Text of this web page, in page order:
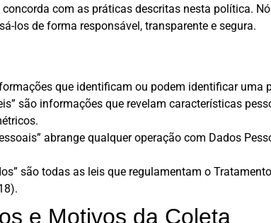
com as práticas descritas nesta política.
los de forma responsável, transparente e segura.
que identificam ou podem identificar uma
são informações que revelam características
abrange qualquer operação com Dados
são todas as leis que regulamentam o
e Motivos da Coleta